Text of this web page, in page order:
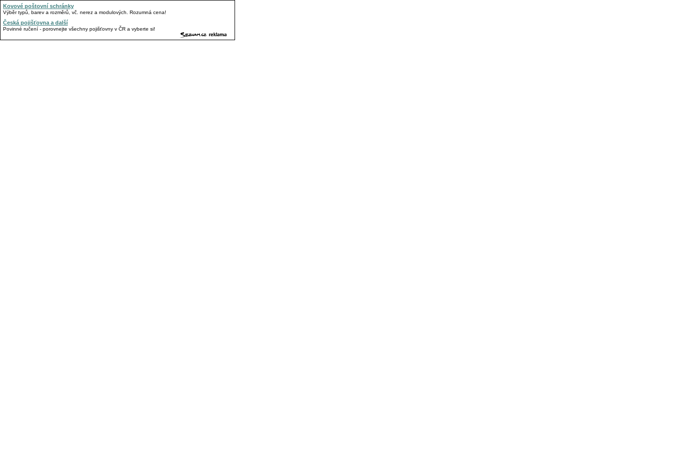
Kovové poštovní schránky
Výběr typů, barev a rozměrů, vč. nerez a modulových. Rozumná cena!
Česká pojišťovna a další
Povinné ručení - porovnejte všechny pojišťovny v ČR a vyberte si!